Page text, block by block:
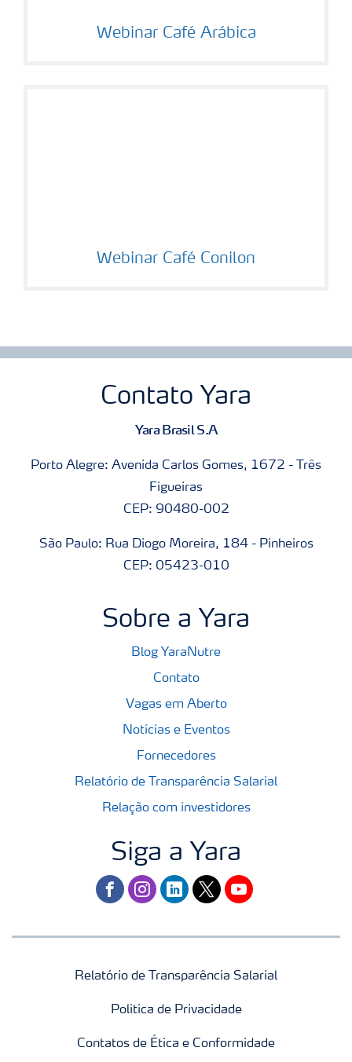
Webinar Café Arábica
Webinar Café Conilon
Contato Yara
Yara Brasil S.A
Porto Alegre: Avenida Carlos Gomes, 1672 - Três
Figueiras
CEP: 90480-002
São Paulo: Rua Diogo Moreira, 184 - Pinheiros
CEP: 05423-010
Sobre a Yara
Blog YaraNutre
Contato
Vagas em Aberto
Notícias e Eventos
Fornecedores
Relatório de Transparência Salarial
Relação com investidores
Siga a Yara
facebookinstagram
linkedintwitteryoutube
Relatório de Transparência Salarial
Politica de Privacidade
Contatos de Ética e Conformidade